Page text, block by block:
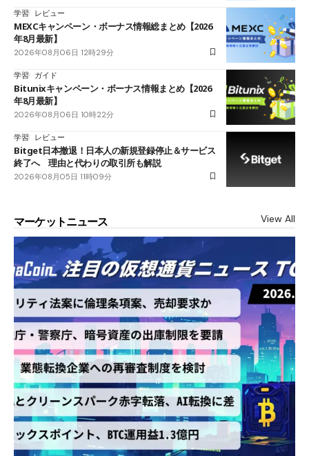
学習 レビュー
MEXCキャンペーン・ボーナス情報総まとめ【2026
年8月最新】
2026年08月06日 12時29分
学習 ガイド
Bitunixキャンペーン・ボーナス情報まとめ【2026
年8月最新】
2026年08月06日 10時22分
学習 レビュー
Bitget日本撤退！日本人の新規登録停止＆サービス
終了へ 理由と代わりの取引所も解説
2026年08月05日 11時09分
マーケットニュース View All